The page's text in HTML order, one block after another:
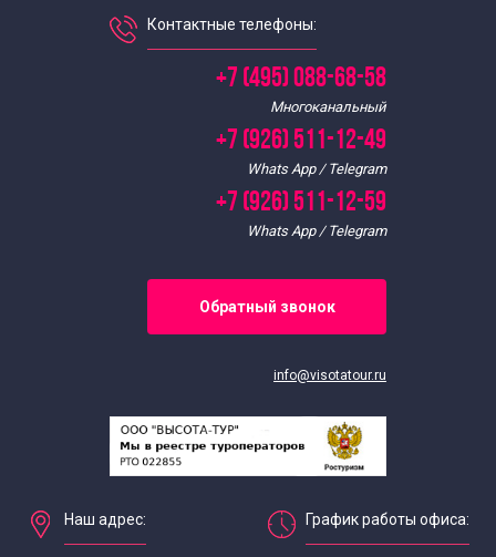
Контактные телефоны:
+7 (495) 088-68-58
Многоканальный
+7 (926) 511-12-49
Whats App / Telegram
+7 (926) 511-12-59
Whats App / Telegram
Обратный звонок
info@visotatour.ru
Наш адрес: График работы офиса: